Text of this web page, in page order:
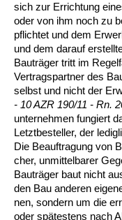
sich zur Er­rich­tung
oder von ihm noch zu
pflich­tet und dem
und dem dar­auf
Bauträger tritt im
Ver­trags­part­ner des
selbst und nicht der
- 10 AZR 190/11 - Rn.
un­ter­neh­men fun­giert
Letzt­be­stel­ler, der
Die Be­auf­tra­gung von
cher, un­mit­tel­ba­rer
Bauträger baut nicht
den Bau an­de­ren
nen, son­dern um die
oder spätes­tens nach